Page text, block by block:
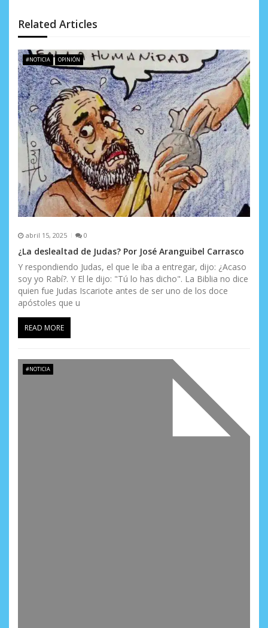
e
n
t
r
a
d
a
s
Related Articles
#NOTICIA OPINIÓN
abril 15, 2025 0
¿La deslealtad de Judas? Por José Aranguibel Carrasco
Y respondiendo Judas, el que le iba a entregar, dijo: ¿Acaso
soy yo Rabí?. Y El le dijo: "Tú lo has dicho". La Biblia no dice
quien fue Judas Iscariote antes de ser uno de los doce
apóstoles que u
READ MORE
#NOTICIA